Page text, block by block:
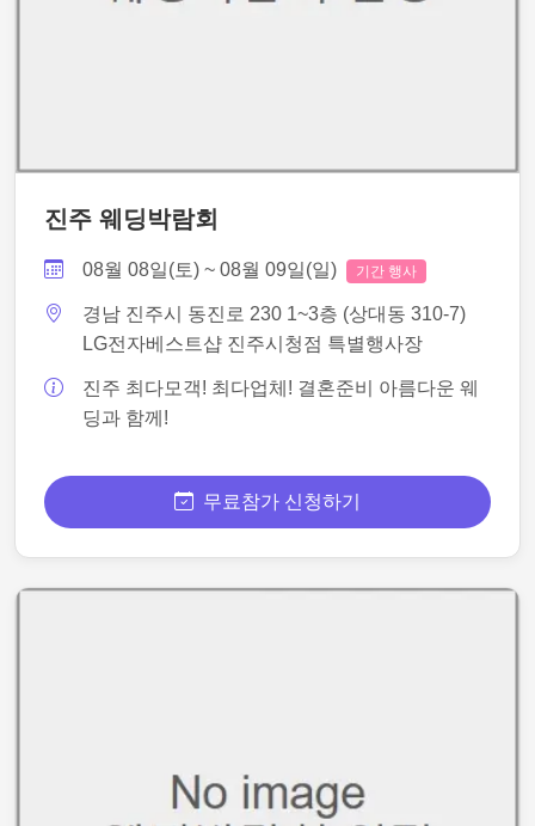
진주 웨딩박람회
08월 08일(토) ~ 08월 09일(일) 기간 행사
경남 진주시 동진로 230 1~3층 (상대동 310-7)
LG전자베스트샵 진주시청점 특별행사장
진주 최다모객! 최다업체! 결혼준비 아름다운 웨
딩과 함께!
무료참가 신청하기